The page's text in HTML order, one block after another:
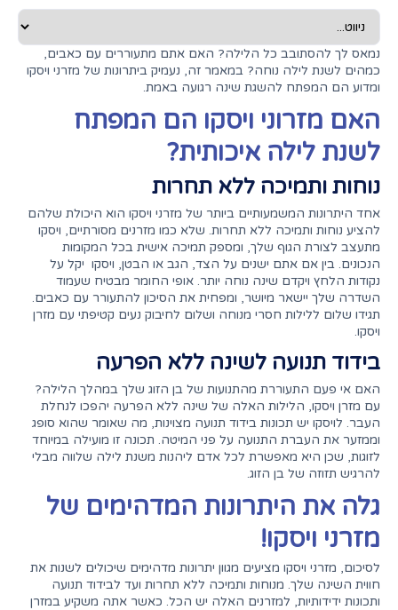
נמאס לך להסתובב כל הלילה? האם אתם מתעוררים עם כאבים,
כמהים לשנת לילה נוחה? במאמר זה, נעמיק ביתרונות של מזרני ויסקו
ומדוע הם המפתח להשגת שינה רגועה באמת.
האם מזרוני ויסקו הם המפתח
לשנת לילה איכותית?
נוחות ותמיכה ללא תחרות
אחד היתרונות המשמעותיים ביותר של מזרני ויסקו הוא היכולת שלהם
להציע נוחות ותמיכה ללא תחרות. שלא כמו מזרנים מסורתיים, ויסקו
מתעצב לצורת הגוף שלך, ומספק תמיכה אישית בכל המקומות
הנכונים. בין אם אתם ישנים על הצד, הגב או הבטן, ויסקו יקל על
נקודות הלחץ ויקדם שינה נוחה יותר. אופי החומר מבטיח שעמוד
השדרה שלך יישאר מיושר, ומפחית את הסיכון להתעורר עם כאבים.
תגידו שלום ללילות חסרי מנוחה ושלום לחיבוק נעים קטיפתי עם מזרן
ויסקו.
בידוד תנועה לשינה ללא הפרעה
האם אי פעם התעוררת מהתנועות של בן הזוג שלך במהלך הלילה?
עם מזרן ויסקו, הלילות האלה של שינה ללא הפרעה יהפכו לנחלת
העבר. לויסקו יש תכונות בידוד תנועה מצוינות, מה שאומר שהוא סופג
וממזער את העברת התנועה על פני המיטה. תכונה זו מועילה במיוחד
לזוגות, שכן היא מאפשרת לכל אדם ליהנות משנת לילה שלווה מבלי
להרגיש תזוזה של בן הזוג.
גלה את היתרונות המדהימים של
מזרני ויסקו!
לסיכום, מזרני ויסקו מציעים מגוון יתרונות מדהימים שיכולים לשנות את
חווית השינה שלך. מנוחות ותמיכה ללא תחרות ועד לבידוד תנועה
ותכונות ידידותיות, למזרנים האלה יש הכל. כאשר אתה משקיע במזרן